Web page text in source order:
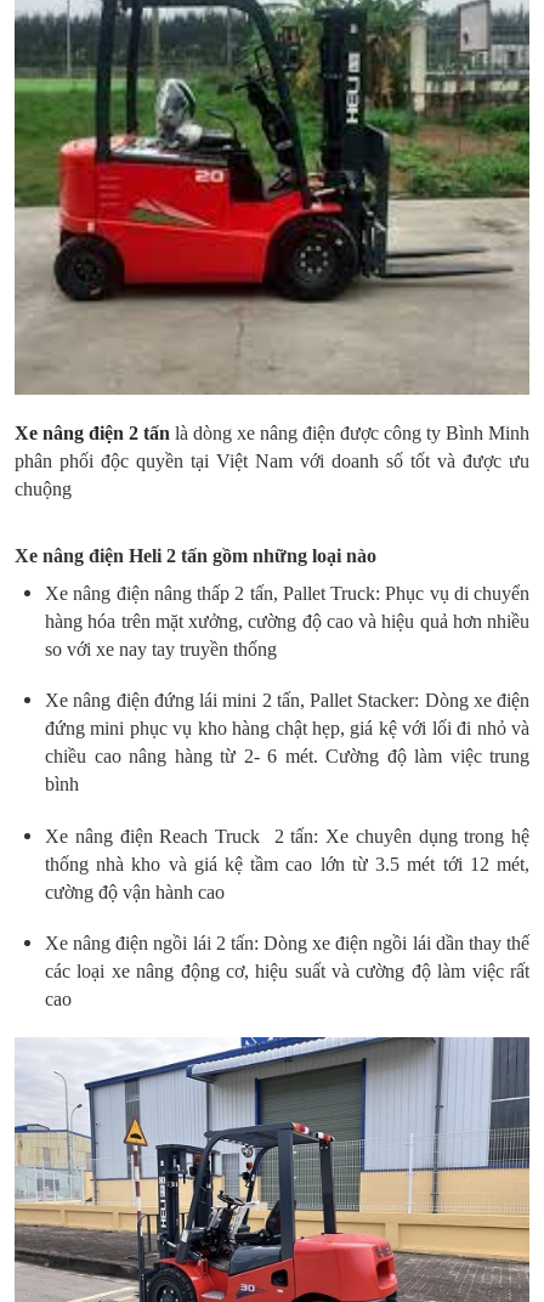
Xe nâng điện 2 tấn là dòng xe nâng điện được công ty Bình Minh
phân phối độc quyền tại Việt Nam với doanh số tốt và được ưu
chuộng
Xe nâng điện Heli 2 tấn gồm những loại nào
Xe nâng điện nâng thấp 2 tấn, Pallet Truck: Phục vụ di chuyển
hàng hóa trên mặt xưởng, cường độ cao và hiệu quả hơn nhiều
so với xe nay tay truyền thống
Xe nâng điện đứng lái mini 2 tấn, Pallet Stacker: Dòng xe điện
đứng mini phục vụ kho hàng chật hẹp, giá kệ với lối đi nhỏ và
chiều cao nâng hàng từ 2- 6 mét. Cường độ làm việc trung
bình
Xe nâng điện Reach Truck 2 tấn: Xe chuyên dụng trong hệ
thống nhà kho và giá kệ tầm cao lớn từ 3.5 mét tới 12 mét,
cường độ vận hành cao
Xe nâng điện ngồi lái 2 tấn: Dòng xe điện ngồi lái dần thay thế
các loại xe nâng động cơ, hiệu suất và cường độ làm việc rất
cao